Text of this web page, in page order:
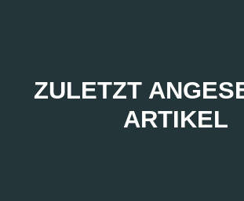
ZULETZT
ARTIKEL